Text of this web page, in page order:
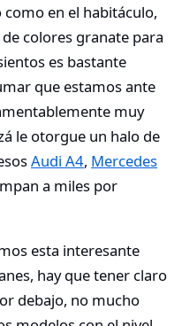
en el habitáculo,
colores granate para
es bastante
que estamos ante
muy
le otorgue un halo de
Audi A4, Mercedes
a miles por
esta interesante
hay que tener claro
debajo, no mucho